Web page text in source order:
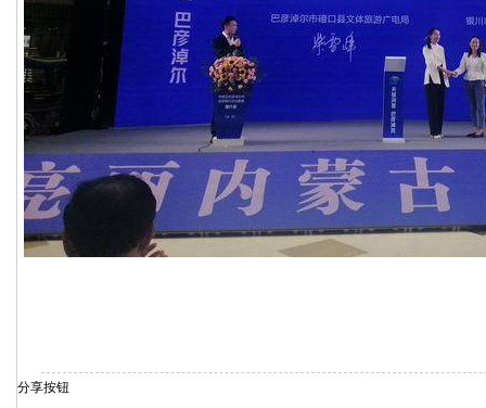
分享按钮